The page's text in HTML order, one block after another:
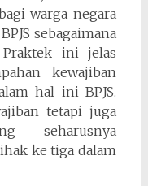
warga negara
sebagaimana
ini jelas
kewajiban
hal ini BPJS.
tetapi juga
seharusnya
ke tiga dalam